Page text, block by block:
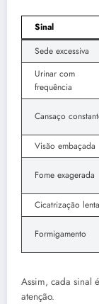
Sinal
Sede excessiva
Urinar com
frequência
Cansaço
Visão embaçada
Fome exagerada
Cicatrização lenta
Formigamento
Assim, cada sinal
atenção.